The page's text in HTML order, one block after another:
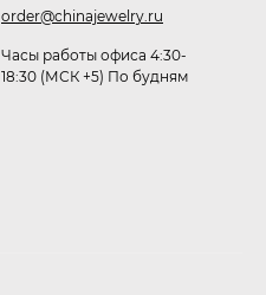
order@chinajewelry.ru
Часы работы офиса 4:30-
18:30 (МСК +5) По будням